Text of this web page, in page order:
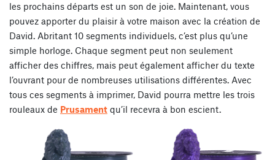
les prochains départs est un son de joie. Maintenant, vous
pouvez apporter du plaisir à votre maison avec la création de
David. Abritant 10 segments individuels, c’est plus qu’une
simple horloge. Chaque segment peut non seulement
afficher des chiffres, mais peut également afficher du texte
l’ouvrant pour de nombreuses utilisations différentes. Avec
tous ces segments à imprimer, David pourra mettre les trois
rouleaux de Prusament qu’il recevra à bon escient.